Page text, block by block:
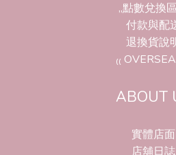
,,點數兌換
付款與配
退換貨說
₍₍
ABOUT
實體店面
店舖日誌